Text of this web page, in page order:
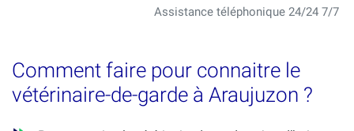
Assistance téléphonique 24/24 7/7
Comment faire pour connaitre le
vétérinaire-de-garde à Araujuzon ?